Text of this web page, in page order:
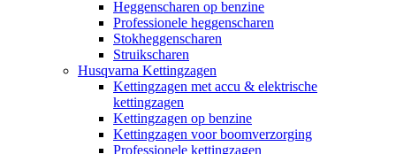
Heggenscharen op benzine
Professionele heggenscharen
Stokheggenscharen
Struikscharen
Husqvarna Kettingzagen
Kettingzagen met accu & elektrische
kettingzagen
Kettingzagen op benzine
Kettingzagen voor boomverzorging
Professionele kettingzagen